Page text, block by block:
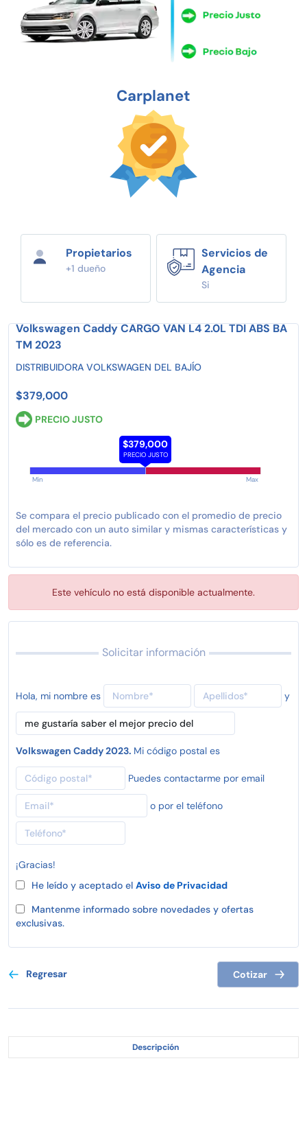
Carplanet
Propietarios
+1 dueño
Servicios de
Agencia
Si
Volkswagen Caddy CARGO VAN L4 2.0L TDI ABS BA
TM 2023
DISTRIBUIDORA VOLKSWAGEN DEL BAJÍO
$379,000
PRECIO JUSTO
$379,000
PRECIO JUSTO
Min Max
Se compara el precio publicado con el promedio de precio
del mercado con un auto similar y mismas características y
sólo es de referencia.
Este vehículo no está disponible actualmente.
Solicitar información
Hola, mi nombre es y
Volkswagen Caddy 2023. Mi código postal es
Puedes contactarme por email
o por el teléfono
¡Gracias!
He leído y aceptado el Aviso de Privacidad
Mantenme informado sobre novedades y ofertas
exclusivas.
Regresar Cotizar
Descripción